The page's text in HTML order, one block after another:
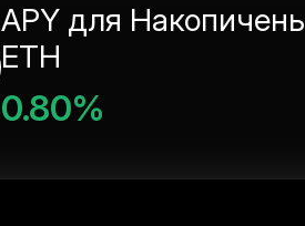
APY для Накопичень
ETH
0.80%